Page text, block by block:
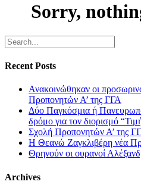
Sorry,
Recent Posts
Ανακοινώθηκαν οι
Προπονητών Α’ της ΓΓΑ
Δύο Παγκόσμια ή
δρόμο για τον διορισμό
Σχολή Προπονητών Α’ της
Η Θεανώ Ζαγκλιβέρη νέα
Θρηνούν οι ουρανοί
Archives